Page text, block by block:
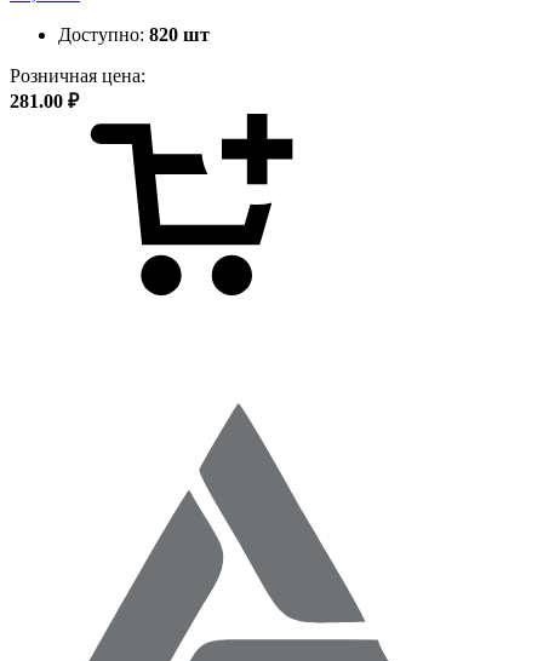
Доступно: 820 шт
Розничная цена:
281.00 ₽